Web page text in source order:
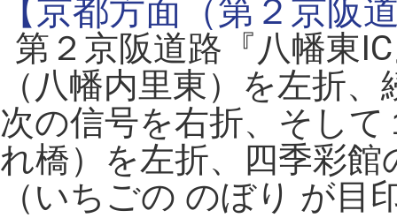
【京都方面（第２京阪
第２京阪道路『八幡東
（八幡内里東）を左折
次の信号を右折、そし
れ橋）を左折、四季彩
（いちごの のぼり が目